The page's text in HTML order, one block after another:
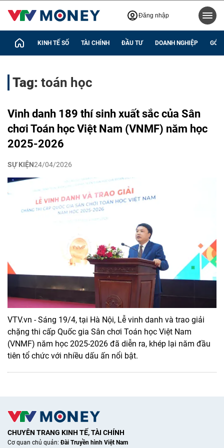
Đăng nhập
KINH TẾ SỐ TÀI CHÍNH ĐẦU TƯ DOANH NGHIỆP GÓC
Tag: toán học
Vinh danh 189 thí sinh xuất sắc của Sân
chơi Toán học Việt Nam (VNMF) năm học
2025-2026
SỰ KIỆN24/04/2026
VTV.vn - Sáng 19/4, tại Hà Nội, Lễ vinh danh và trao giải
chặng thi cấp Quốc gia Sân chơi Toán học Việt Nam
(VNMF) năm học 2025-2026 đã diễn ra, khép lại năm đầu
tiên tổ chức với nhiều dấu ấn nổi bật.
CHUYÊN TRANG KINH TẾ, TÀI CHÍNH
Cơ quan chủ quản:Đài Truyền hình Việt Nam